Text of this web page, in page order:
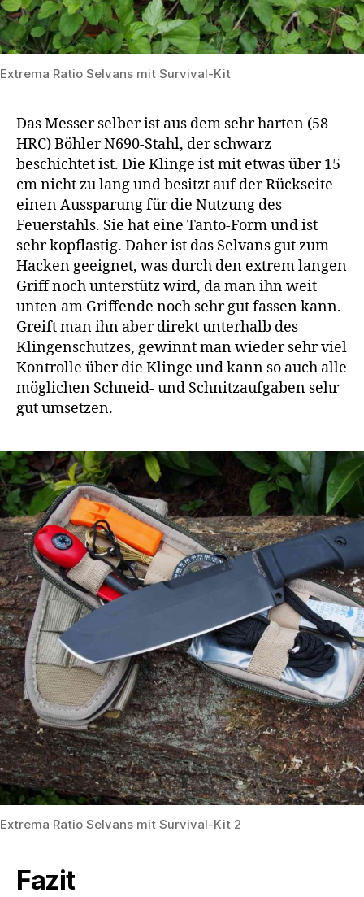
Extrema Ratio Selvans mit Survival-Kit
Das Messer selber ist aus dem sehr harten (58
HRC) Böhler N690-Stahl, der schwarz
beschichtet ist. Die Klinge ist mit etwas über 15
cm nicht zu lang und besitzt auf der Rückseite
einen Aussparung für die Nutzung des
Feuerstahls. Sie hat eine Tanto-Form und ist
sehr kopflastig. Daher ist das Selvans gut zum
Hacken geeignet, was durch den extrem langen
Griff noch unterstütz wird, da man ihn weit
unten am Griffende noch sehr gut fassen kann.
Greift man ihn aber direkt unterhalb des
Klingenschutzes, gewinnt man wieder sehr viel
Kontrolle über die Klinge und kann so auch alle
möglichen Schneid- und Schnitzaufgaben sehr
gut umsetzen.
Extrema Ratio Selvans mit Survival-Kit 2
Fazit